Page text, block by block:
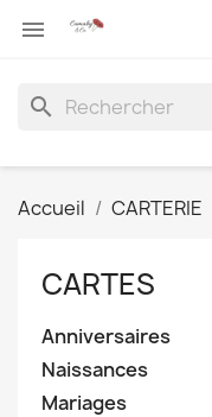

search
Accueil CARTERIE
CARTES
Anniversaires
Naissances
Mariages